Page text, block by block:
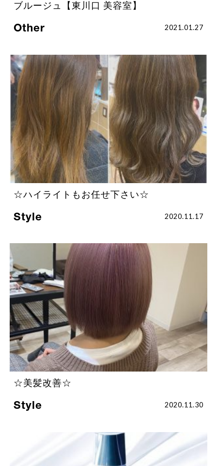
ブルージュ【東川口 美容室】
Other 2021.01.27
☆ハイライトもお任せ下さい☆
Style 2020.11.17
☆美髪改善☆
Style 2020.11.30